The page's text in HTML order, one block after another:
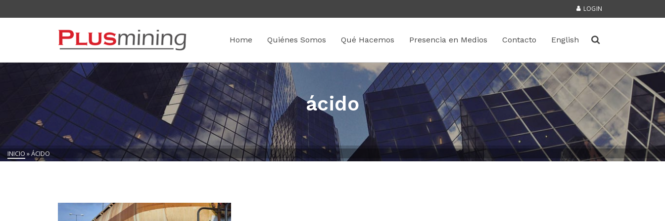
LOGIN
Home Quiénes Somos Qué Hacemos Presencia en Medios Contacto English
ácido
INICIO »ÁCIDO